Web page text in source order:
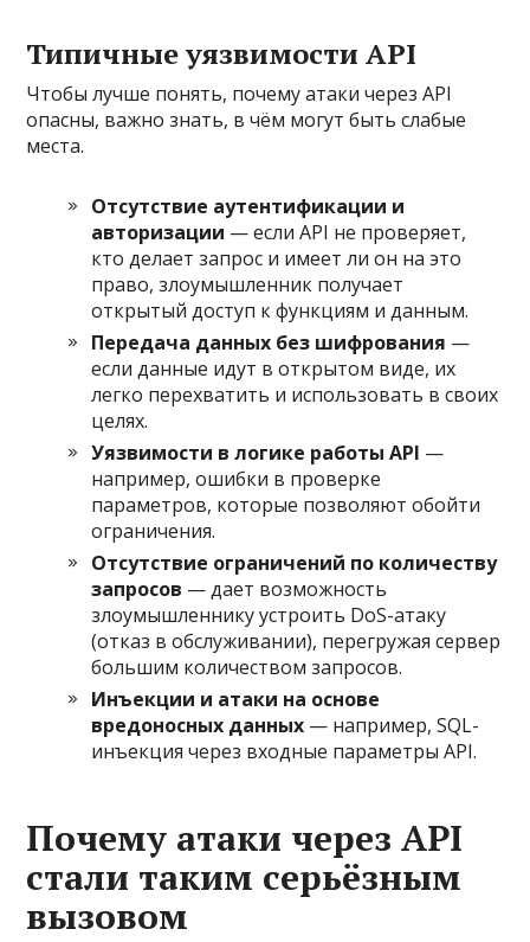
Типичные уязвимости API
Чтобы лучше понять, почему атаки через API
опасны, важно знать, в чём могут быть слабые
места.
Отсутствие аутентификации и
авторизации — если API не проверяет,
кто делает запрос и имеет ли он на это
право, злоумышленник получает
открытый доступ к функциям и данным.
Передача данных без шифрования —
если данные идут в открытом виде, их
легко перехватить и использовать в своих
целях.
Уязвимости в логике работы API —
например, ошибки в проверке
параметров, которые позволяют обойти
ограничения.
Отсутствие ограничений по количеству
запросов — дает возможность
злоумышленнику устроить DoS-атаку
(отказ в обслуживании), перегружая сервер
большим количеством запросов.
Инъекции и атаки на основе
вредоносных данных — например, SQL-
инъекция через входные параметры API.
Почему атаки через API
стали таким серьёзным
вызовом